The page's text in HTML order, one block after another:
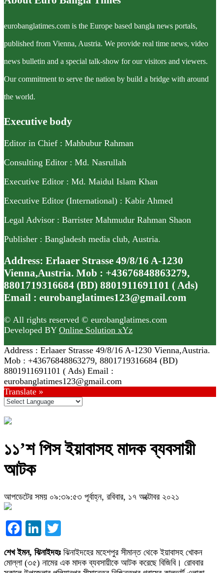
eurobanglatimes.com is the Europe based bangla news portals,
published from Vienna, Austria. We provide real time news, video
news bulletin and a special talk-show for our visitors and viewers.
Our commitment to serve the nation by build a bridge with around
the world.
Executive body
Editor in Chief : Mahbubur Rahman
Consulting Editor : Md. Nasrullah
Executive Editor : Md. Maidul Islam Khan
Executive Editor (International) : Kabir Ahmed
Legal Advisor : Barrister Mahmudur Rahman Shaon
Publisher : Bangladesh media club, Austria.
Address: Erlaaer Strasse 49/8/16 A-1230
Vienna,Austria. Mob : +43676848863279,
8801719316684 (BD) 8801911691101 ( Ads)
Email : eurobanglatimes123@gmail.com
© All rights reserved © eurobanglatimes.com
Developed BY Online Solution xYz
Address : Erlaaer Strasse 49/8/16 A-1230 Vienna,Austria.
Mob : +43676848863279, 8801719316684 (BD)
8801911691101 ( Ads) Email :
eurobanglatimes123@gmail.com
Translate »
১১’শ পিস ইয়াবাসহ মাদক ব্যবসায়ী
আটক
আপডেটের সময় ০৯:৩৯:৫৩ পূর্বাহ্ন, রবিবার, ১৭ অক্টোবর ২০২১
Facebook
LinkedIn
শেখ ইমন, ঝিনাইদহঃ ঝিনাইদহের মহেশপুর সীমান্ত থেকে ইয়াবাসহ খোকন
মোল্লা (৩৫) নামের এক মাদক ব্যবসায়ীকে আটক করেছে বিজিবি। রোববার